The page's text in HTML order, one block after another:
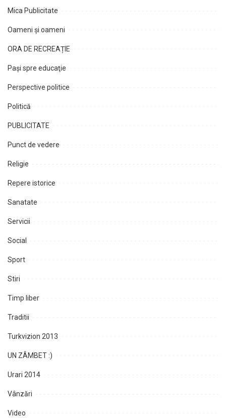
Mica Publicitate
Oameni şi oameni
ORA DE RECREAȚIE
Paşi spre educaţie
Perspective politice
Politică
PUBLICITATE
Punct de vedere
Religie
Repere istorice
Sanatate
Servicii
Social
Sport
Stiri
Timp liber
Traditii
Turkvizion 2013
UN ZÂMBET :)
Urari 2014
Vânzări
Video